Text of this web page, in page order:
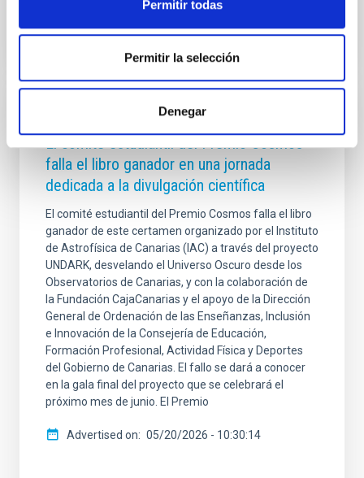
Permitir todas
Permitir la selección
Denegar
El comité estudiantil del Premio Cosmos
falla el libro ganador en una jornada
dedicada a la divulgación científica
El comité estudiantil del Premio Cosmos falla el libro
ganador de este certamen organizado por el Instituto
de Astrofísica de Canarias (IAC) a través del proyecto
UNDARK, desvelando el Universo Oscuro desde los
Observatorios de Canarias, y con la colaboración de
la Fundación CajaCanarias y el apoyo de la Dirección
General de Ordenación de las Enseñanzas, Inclusión
e Innovación de la Consejería de Educación,
Formación Profesional, Actividad Física y Deportes
del Gobierno de Canarias. El fallo se dará a conocer
en la gala final del proyecto que se celebrará el
próximo mes de junio. El Premio
Advertised on 05/20/2026 - 10:30:14